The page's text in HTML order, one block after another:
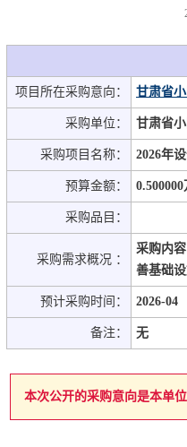
项目所在采购意向： 甘肃省
采购单位： 甘肃省
采购项目名称： 2026年
预算金额：
采购品目：
采购需求概况 ：
采购内
善基础
预计采购时间： 2026-04
备注： 无
本次公开的采购意向是本单